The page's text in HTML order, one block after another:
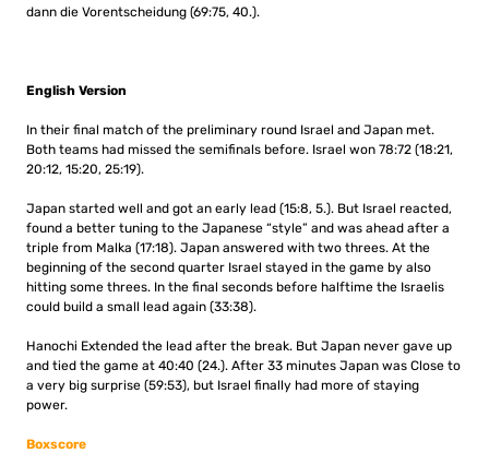
dann die Vorentscheidung (69:75, 40.).
English Version
In their final match of the preliminary round Israel and Japan met.
Both teams had missed the semifinals before. Israel won 78:72 (18:21,
20:12, 15:20, 25:19).
Japan started well and got an early lead (15:8, 5.). But Israel reacted,
found a better tuning to the Japanese “style” and was ahead after a
triple from Malka (17:18). Japan answered with two threes. At the
beginning of the second quarter Israel stayed in the game by also
hitting some threes. In the final seconds before halftime the Israelis
could build a small lead again (33:38).
Hanochi Extended the lead after the break. But Japan never gave up
and tied the game at 40:40 (24.). After 33 minutes Japan was Close to
a very big surprise (59:53), but Israel finally had more of staying
power.
Boxscore